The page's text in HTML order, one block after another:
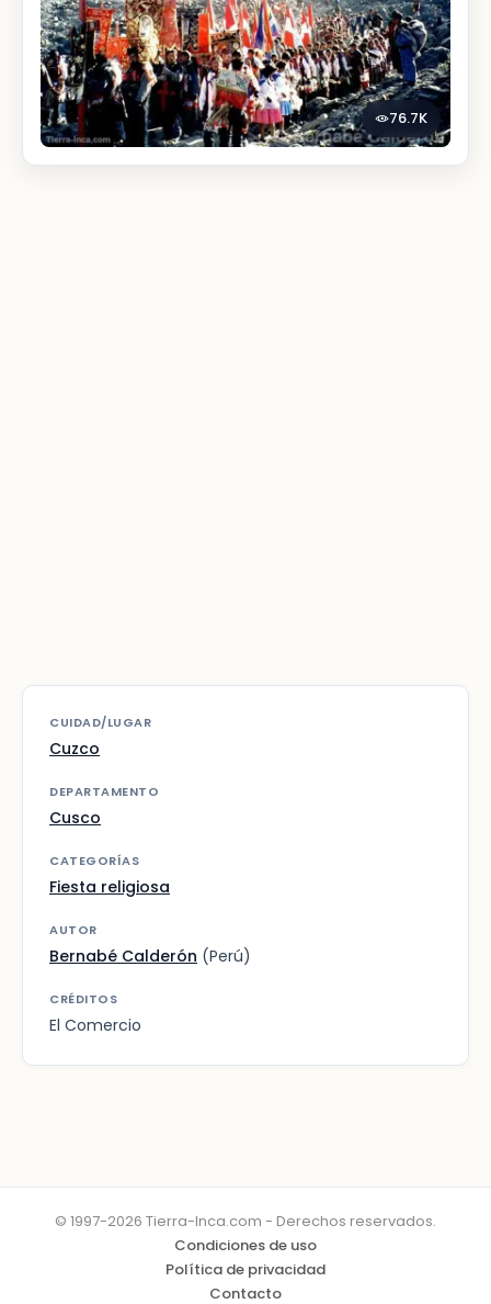
76.7K
CUIDAD/LUGAR
Cuzco
DEPARTAMENTO
Cusco
CATEGORÍAS
Fiesta religiosa
AUTOR
Bernabé Calderón (Perú)
CRÉDITOS
El Comercio
© 1997-2026 Tierra-Inca.com - Derechos reservados.
Condiciones de uso
Política de privacidad
Contacto